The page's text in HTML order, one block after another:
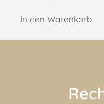
In den Warenkorb